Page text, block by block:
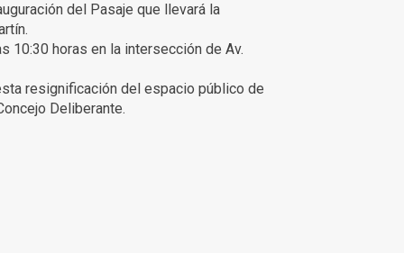
del Pasaje que llevará la
10:30 horas en la intersección de Av.
resignificación del espacio público de
Deliberante.